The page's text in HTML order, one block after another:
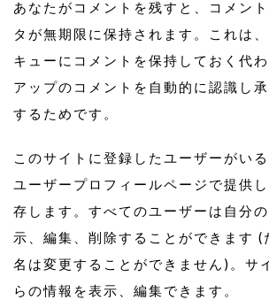
あなたがコメントを残すと、コメン
タが無期限に保持されます。これは
キューにコメントを保持しておく代
アップのコメントを自動的に認識し
するためです。
このサイトに登録したユーザーがい
ユーザープロフィールページで提供
存します。すべてのユーザーは自分
示、編集、削除することができます (
名は変更することができません)。サ
らの情報を表示、編集できます。